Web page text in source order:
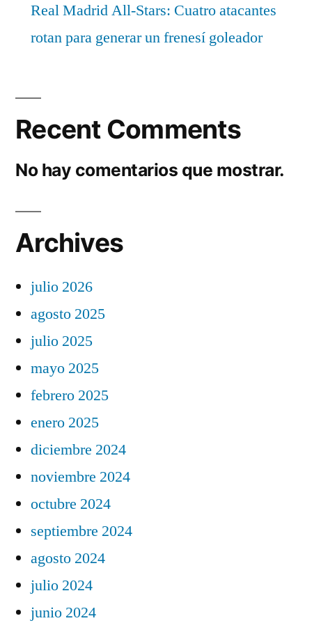
Real Madrid All-Stars: Cuatro atacantes
rotan para generar un frenesí goleador
Recent Comments
No hay comentarios que mostrar.
Archives
julio 2026
agosto 2025
julio 2025
mayo 2025
febrero 2025
enero 2025
diciembre 2024
noviembre 2024
octubre 2024
septiembre 2024
agosto 2024
julio 2024
junio 2024